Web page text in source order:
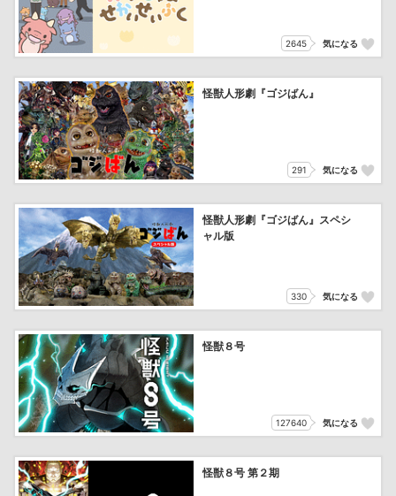
2645 気になる
怪獣人形劇『ゴジばん』
291 気になる
怪獣人形劇『ゴジばん』スペシ
ャル版
330 気になる
怪獣８号
127640 気になる
怪獣８号 第２期